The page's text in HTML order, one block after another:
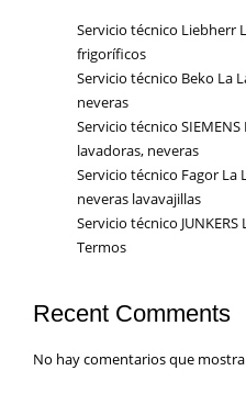
Servicio técnico Liebherr
frigoríficos
Servicio técnico Beko La
neveras
Servicio técnico
lavadoras, neveras
Servicio técnico Fagor La
neveras lavavajillas
Servicio técnico
Termos
Recent Comments
No hay comentarios que